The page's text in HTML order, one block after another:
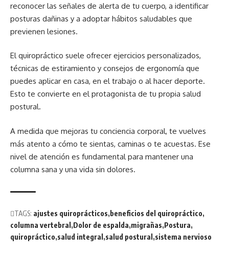
reconocer las señales de alerta de tu cuerpo, a identificar
posturas dañinas y a adoptar hábitos saludables que
previenen lesiones.
El quiropráctico suele ofrecer ejercicios personalizados,
técnicas de estiramiento y consejos de ergonomía que
puedes aplicar en casa, en el trabajo o al hacer deporte.
Esto te convierte en el protagonista de tu propia salud
postural.
A medida que mejoras tu conciencia corporal, te vuelves
más atento a cómo te sientas, caminas o te acuestas. Ese
nivel de atención es fundamental para mantener una
columna sana y una vida sin dolores.
TAGS: ajustes quiroprácticos beneficios del quiropráctico
columna vertebral Dolor de espalda migrañas Postura
quiropráctico salud integral salud postural sistema nervioso